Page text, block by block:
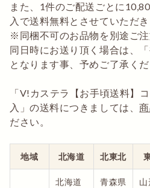
また、1件のご配送ごとに
入で送料無料とさせていただき
※同梱不可のお品物を別途ご注
同日時にお送り頂く場合は、
となります事、予めご了承くだ
「V!カステラ【お手頃送料】
入」の送料につきましては、
ださい。
地域 北海道 北東北
北海道
青森県
山